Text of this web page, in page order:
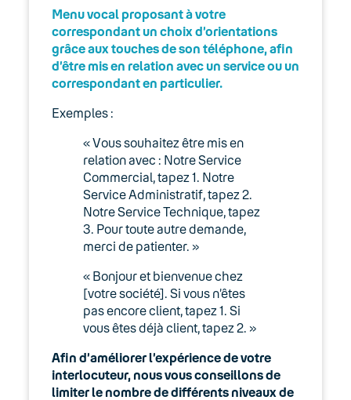
Menu vocal proposant à votre
correspondant un choix d’orientations
grâce aux touches de son téléphone, afin
d’être mis en relation avec un service ou un
correspondant en particulier.
Exemples :
« Vous souhaitez être mis en
relation avec : Notre Service
Commercial, tapez 1. Notre
Service Administratif, tapez 2.
Notre Service Technique, tapez
3. Pour toute autre demande,
merci de patienter. »
« Bonjour et bienvenue chez
[votre société]. Si vous n’êtes
pas encore client, tapez 1. Si
vous êtes déjà client, tapez 2. »
Afin d’améliorer l’expérience de votre
interlocuteur, nous vous conseillons de
limiter le nombre de différents niveaux de